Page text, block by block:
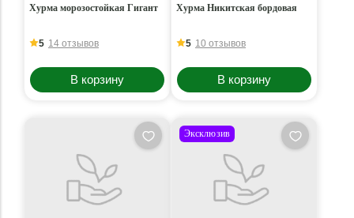
Хурма морозостойкая Гигант
5 14 отзывов
В корзину
Хурма Никитская бордовая
5 10 отзывов
В корзину
Эксклюзив